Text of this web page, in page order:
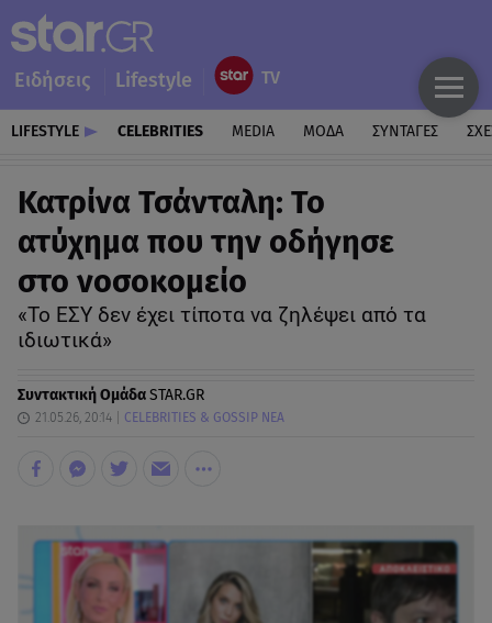
Ειδήσεις Lifestyle
LIFESTYLE CELEBRITIES MEDIA ΜΟΔΑ ΣΥΝΤΑΓΕΣ
Κατρίνα Τσάνταλη: Το
ατύχημα που την οδήγησε
στο νοσοκομείο
«Το ΕΣΥ δεν έχει τίποτα να ζηλέψει από τα
ιδιωτικά»
Συντακτική ΟμάδαSTAR.GR
21.05.26, 20:14 CELEBRITIES & GOSSIP ΝΕΑ